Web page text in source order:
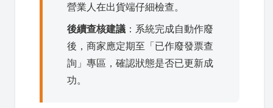
營業人在出貨端仔細檢查。
後續查核建議 ：系統完成自動作廢
後，商家應定期至「已作廢發票查
詢」專區，確認狀態是否已更新成
功。